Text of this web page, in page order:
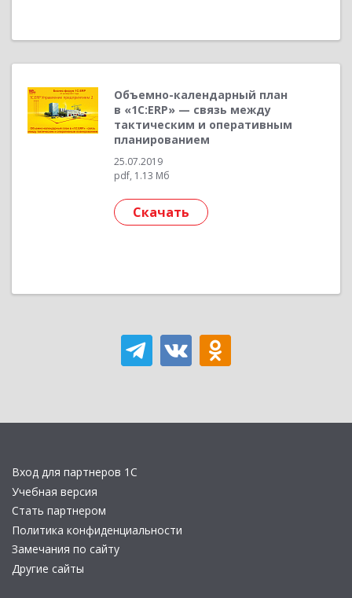
Объемно-календарный план
в «1С:ERP» — связь между
тактическим и оперативным
планированием
25.07.2019
pdf, 1.13 Мб
Скачать
Вход для партнеров 1С
Учебная версия
Стать партнером
Политика конфиденциальности
Замечания по сайту
Другие сайты